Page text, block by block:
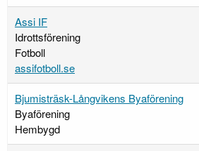
Assi IF
Idrottsförening
Fotboll
assifotboll.se
Bjumisträsk-Långvikens Byaförening
Byaförening
Hembygd